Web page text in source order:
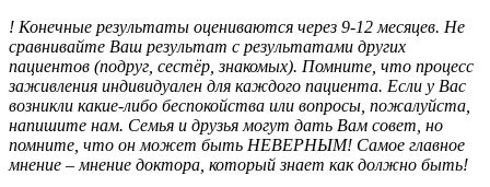
! Конечные результаты оцениваются через 9-12 месяцев. Не
сравнивайте Ваш результат с результатами других
пациентов (подруг, сестёр, знакомых). Помните, что процесс
заживления индивидуален для каждого пациента. Если у Вас
возникли какие-либо беспокойства или вопросы, пожалуйста,
напишите нам. Семья и друзья могут дать Вам совет, но
помните, что он может быть НЕВЕРНЫМ! Самое главное
мнение – мнение доктора, который знает как должно быть!